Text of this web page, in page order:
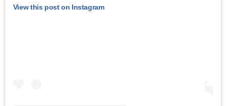
View this post on Instagram